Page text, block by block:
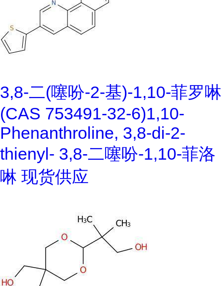
3,8-二(噻吩-2-基)-1,10-菲罗啉
(CAS 753491-32-6)1,10-
Phenanthroline, 3,8-di-2-
thienyl- 3,8-二噻吩-1,10-菲洛
啉 现货供应